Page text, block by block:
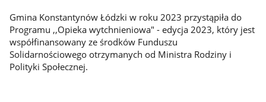
Gmina Konstantynów Łódzki w roku 2023 przystąpiła do
Programu ,,Opieka wytchnieniowa" - edycja 2023, który jest
współfinansowany ze środków Funduszu
Solidarnościowego otrzymanych od Ministra Rodziny i
Polityki Społecznej.